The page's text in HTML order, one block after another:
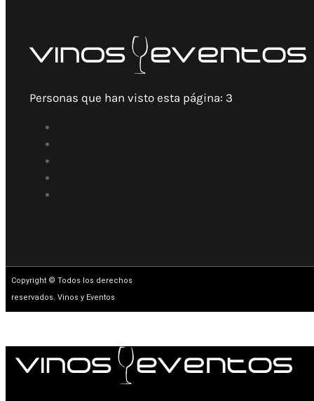
Personas que han visto esta página: 3
Copyright © Todos los derechos
reservados. Vinos y Eventos